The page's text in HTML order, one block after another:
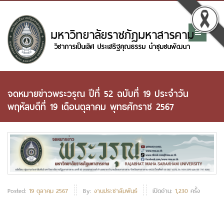
จดหมายข่าวพระวรุณ ปีที่ 52 ฉบับที่ 19 ประจำวัน
พฤหัสบดีที่ 19 เดือนตุลาคม พุทธศักราช 2567
Posted: 19 ตุลาคม 2567 By: งานประชาสัมพันธ์ เปิดอ่าน: 1,230 ครั้ง